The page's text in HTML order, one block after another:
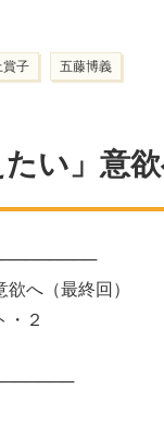
賞子 五藤博義
い」意欲
へ（最終回）
・２